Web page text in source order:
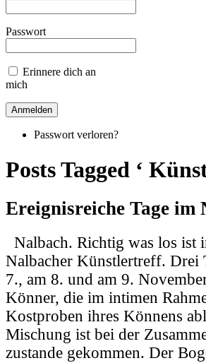
Passwort
Erinnere dich an
mich
Passwort verloren?
Posts Tagged ‘
Ereignisreiche Tage
Nalbach. Richtig was los ist
Nalbacher Künstlertreff. Drei
7., am 8. und am 9.
Könner, die im intimen
Kostproben ihres Könnens
Mischung ist bei der
zustande gekommen. Der